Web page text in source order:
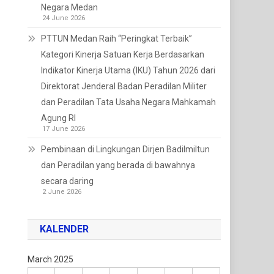
Negara Medan
24 June 2026
PTTUN Medan Raih “Peringkat Terbaik”
Kategori Kinerja Satuan Kerja Berdasarkan
Indikator Kinerja Utama (IKU) Tahun 2026 dari
Direktorat Jenderal Badan Peradilan Militer
dan Peradilan Tata Usaha Negara Mahkamah
Agung RI
17 June 2026
Pembinaan di Lingkungan Dirjen Badilmiltun
dan Peradilan yang berada di bawahnya
secara daring
2 June 2026
KALENDER
March 2025